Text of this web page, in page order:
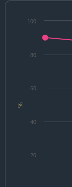
%
20
40
60
80
100